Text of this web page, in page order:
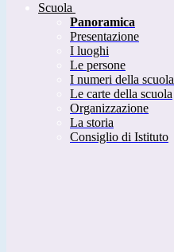
Scuola
Panoramica
Presentazione
I luoghi
Le persone
I numeri della scuola
Le carte della scuola
Organizzazione
La storia
Consiglio di Istituto